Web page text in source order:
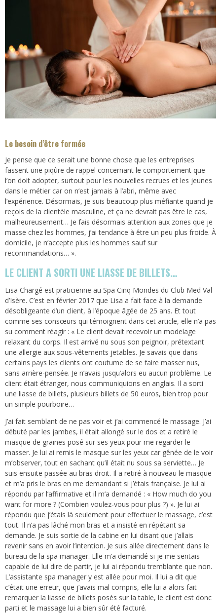
Le besoin d’être formée
Je pense que ce serait une bonne chose que les entreprises
fassent une piqûre de rappel concernant le comportement que
l’on doit adopter, surtout pour les nouvelles recrues et les jeunes
dans le métier car on n’est jamais à l’abri, même avec
l’expérience. Désormais, je suis beaucoup plus méfiante quand je
reçois de la clientèle masculine, et ça ne devrait pas être le cas,
malheureusement… Je fais désormais attention aux zones que je
masse chez les hommes, j’ai tendance à être un peu plus froide. À
domicile, je n’accepte plus les hommes sauf sur
recommandations… ».
LE CLIENT A SORTI UNE LIASSE DE BILLETS…
Lisa Chargé est praticienne au Spa Cinq Mondes du Club Med Val
d’Isère. C’est en février 2017 que Lisa a fait face à la demande
désobligeante d’un client, à l’époque âgée de 25 ans. Et tout
comme ses consœurs qui témoignent dans cet article, elle n’a pas
su comment réagir : « Le client devait recevoir un modelage
relaxant du corps. Il est arrivé nu sous son peignoir, prétextant
une allergie aux sous-vêtements jetables. Je savais que dans
certains pays les clients ont coutume de se faire masser nus,
sans arrière-pensée. Je n’avais jusqu’alors eu aucun problème. Le
client était étranger, nous communiquions en anglais. Il a sorti
une liasse de billets, plusieurs billets de 50 euros, bien trop pour
un simple pourboire…
J’ai fait semblant de ne pas voir et j’ai commencé le massage. J’ai
débuté par les jambes, il était allongé sur le dos et a retiré le
masque de graines posé sur ses yeux pour me regarder le
masser. Je lui ai remis le masque sur les yeux car gênée de le voir
m’observer, tout en sachant qu’il était nu sous sa serviette… Je
suis ensuite passée au bras droit. Il a retiré à nouveau le masque
et m’a pris le bras en me demandant si j’étais française. Je lui ai
répondu par l’affirmative et il m’a demandé : « How much do you
want for more ? (Combien voulez-vous pour plus ?) ». Je lui ai
répondu que j’étais là seulement pour effectuer le massage, c’est
tout. Il n’a pas lâché mon bras et a insisté en répétant sa
demande. Je suis sortie de la cabine en lui disant que j’allais
revenir sans en avoir l’intention. Je suis allée directement dans le
bureau de la spa manager. Elle m’a demandé si je me sentais
capable de lui dire de partir, je lui ai répondu tremblante que non.
L’assistante spa manager y est allée pour moi. Il lui a dit que
c’était une erreur, que j’avais mal compris, elle lui a alors fait
remarquer la liasse de billets posés sur la table, le client est donc
parti et le massage lui a bien sûr été facturé.